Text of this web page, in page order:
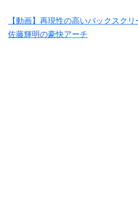
【動画】再現性の高いバックスク
佐藤輝明の豪快アーチ